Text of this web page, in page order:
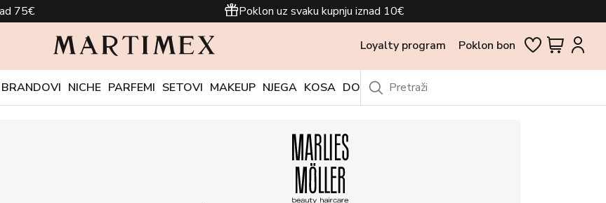
75€ Poklon uz svaku kupnju iznad 10€
Loyalty program Poklon bon
BRANDOVI NICHE PARFEMI SETOVI MAKEUP NJEGA KOSA DODACI OUTLET